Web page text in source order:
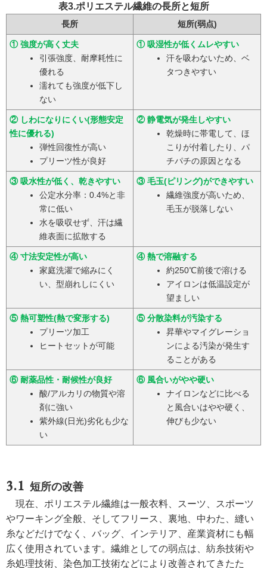
表3.ポリエステル繊維の長所と短所
長所 短所(弱点)
① 強度が高く丈夫
引張強度、耐摩耗性に
優れる
濡れても強度が低下し
ない
① 吸湿性が低くムレやすい
汗を吸わないため、ベ
タつきやすい
② しわになりにくい(形態安定
性に優れる)
弾性回復性が高い
プリーツ性が良好
② 静電気が発生しやすい
乾燥時に帯電して、ほ
こりが付着したり、パ
チパチの原因となる
③ 吸水性が低く、乾きやすい
公定水分率：0.4%と非
常に低い
水を吸収せず、汗は繊
維表面に拡散する
③ 毛玉(ピリング)ができやすい
繊維強度が高いため、
毛玉が脱落しない
④ 寸法安定性が高い
家庭洗濯で縮みにく
い、型崩れしにくい
④ 熱で溶融する
約250℃前後で溶ける
アイロンは低温設定が
望ましい
⑤ 熱可塑性(熱で変形する)
プリーツ加工
ヒートセットが可能
⑤ 分散染料が汚染する
昇華やマイグレーショ
ンによる汚染が発生す
ることがある
⑥ 耐薬品性・耐候性が良好
酸/アルカリの物質や溶
剤に強い
紫外線(日光)劣化も少な
い
⑥ 風合いがやや硬い
ナイロンなどに比べる
と風合いはやや硬く、
伸びも少ない
短所の改善
現在、ポリエステル繊維は一般衣料、スーツ、スポーツ
やワーキング全般、そしてフリース、裏地、中わた、縫い
糸などだけでなく、バッグ、インテリア、産業資材にも幅
広く使用されています。繊維としての弱点は、紡糸技術や
糸処理技術、染色加工技術などにより改善されてきたた